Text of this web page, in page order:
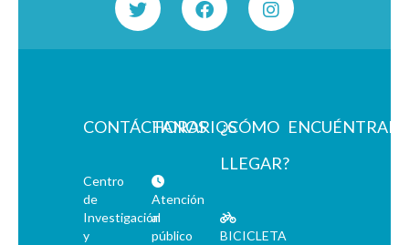
CONTÁCTANOS
Centro
de
Investigación
y
HORARIOS
Atención
al
público
¿CÓMO
LLEGAR?
BICICLETA